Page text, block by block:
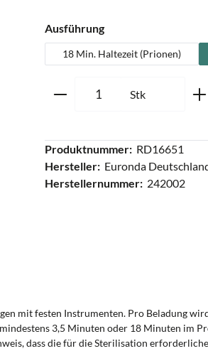
Ausführungauswählen
18 Min. Haltezeit (Prionen)
Produkt Anzahl: Gib
Stk
Produktnummer: RD16651
Hersteller: Euronda
Herstellernummer: 242002
mit festen Instrumenten. Pro Beladung
3,5 Minuten oder 18 Minuten im
dass die für die Sterilisation